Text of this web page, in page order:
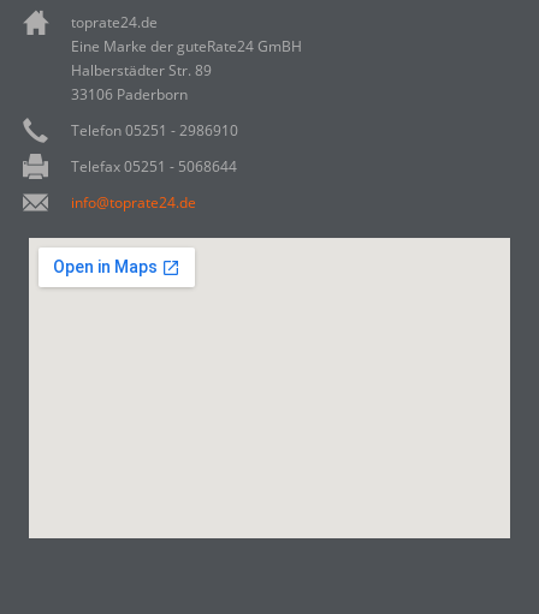
toprate24.de
Eine Marke der guteRate24 GmBH
Halberstädter Str. 89
33106 Paderborn
Telefon 05251 - 2986910
Telefax 05251 - 5068644
info@toprate24.de